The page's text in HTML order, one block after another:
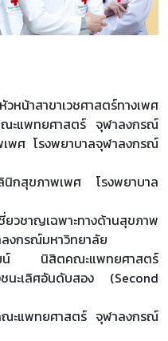
น้าสาขาเวชศาสตร์ทางเพศ
ณะแพทยศาสตร์ จุฬาลงกรณ์
พศ โรงพยาบาลจุฬาลงกรณ์
สุขภาพเพศ โรงพยาบาล
ชาญเฉพาะทางด้านสุขภาพ
งกรณ์มหาวิทยาลัย
นิสิตคณะแพทยศาสตร์
ะเลิศอันดับสอง (Second
ะแพทยศาสตร์ จุฬาลงกรณ์